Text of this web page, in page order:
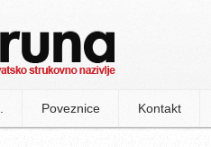
Poveznice Kontakt